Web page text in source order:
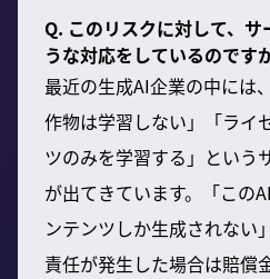
Q. このリスクに対して、
うな対応をしているのです
最近の生成AI企業の中には
作物は学習しない」「ライ
ツのみを学習する」という
が出てきています。「この
ンテンツしか生成されない
責任が発生した場合は賠償